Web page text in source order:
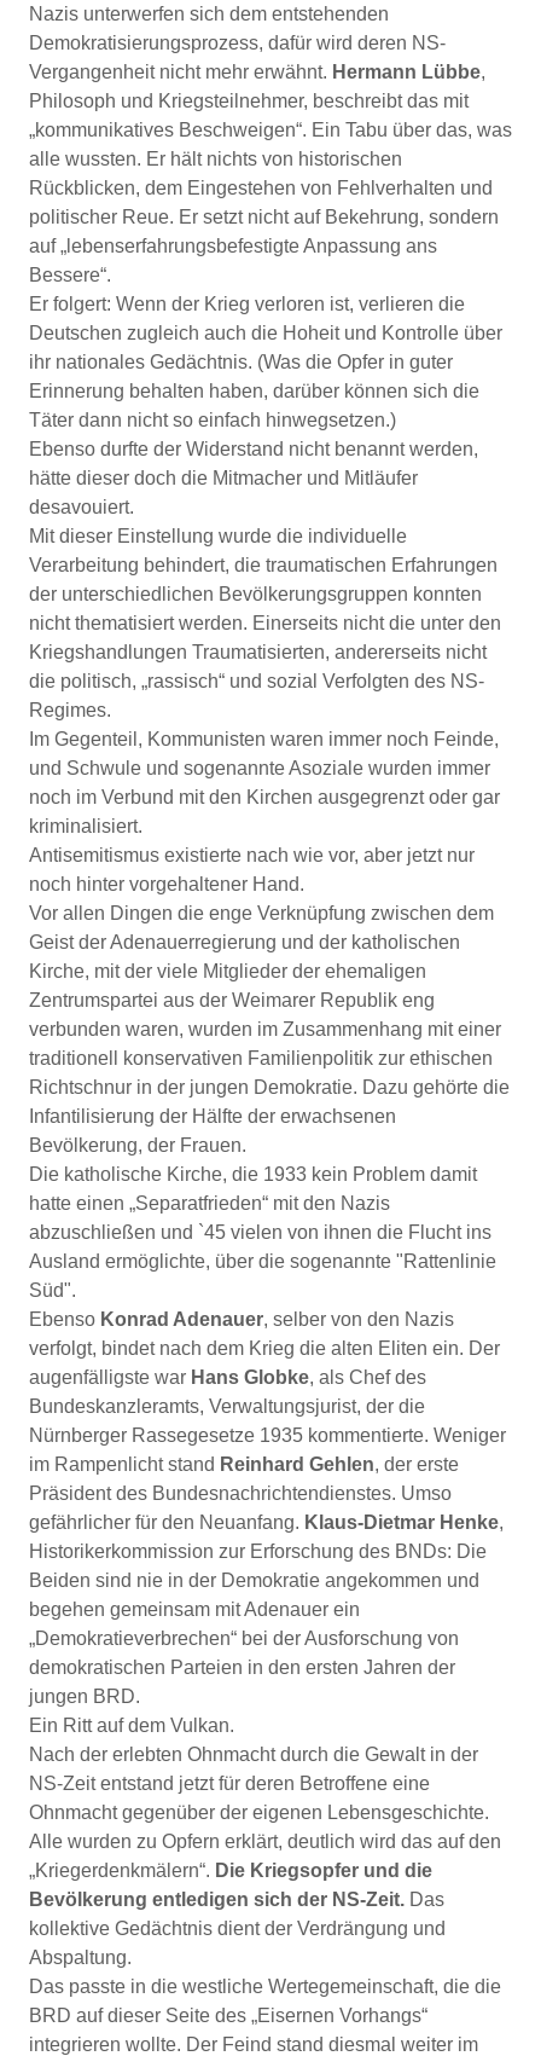
Nazis unterwerfen sich dem entstehenden
Demokratisierungsprozess, dafür wird deren NS-
Vergangenheit nicht mehr erwähnt. Hermann Lübbe,
Philosoph und Kriegsteilnehmer, beschreibt das mit
„kommunikatives Beschweigen“. Ein Tabu über das, was
alle wussten. Er hält nichts von historischen
Rückblicken, dem Eingestehen von Fehlverhalten und
politischer Reue. Er setzt nicht auf Bekehrung, sondern
auf „lebenserfahrungsbefestigte Anpassung ans
Bessere“.
Er folgert: Wenn der Krieg verloren ist, verlieren die
Deutschen zugleich auch die Hoheit und Kontrolle über
ihr nationales Gedächtnis. (Was die Opfer in guter
Erinnerung behalten haben, darüber können sich die
Täter dann nicht so einfach hinwegsetzen.)
Ebenso durfte der Widerstand nicht benannt werden,
hätte dieser doch die Mitmacher und Mitläufer
desavouiert.
Mit dieser Einstellung wurde die individuelle
Verarbeitung behindert, die traumatischen Erfahrungen
der unterschiedlichen Bevölkerungsgruppen konnten
nicht thematisiert werden. Einerseits nicht die unter den
Kriegshandlungen Traumatisierten, andererseits nicht
die politisch, „rassisch“ und sozial Verfolgten des NS-
Regimes.
Im Gegenteil, Kommunisten waren immer noch Feinde,
und Schwule und sogenannte Asoziale wurden immer
noch im Verbund mit den Kirchen ausgegrenzt oder gar
kriminalisiert.
Antisemitismus existierte nach wie vor, aber jetzt nur
noch hinter vorgehaltener Hand.
Vor allen Dingen die enge Verknüpfung zwischen dem
Geist der Adenauerregierung und der katholischen
Kirche, mit der viele Mitglieder der ehemaligen
Zentrumspartei aus der Weimarer Republik eng
verbunden waren, wurden im Zusammenhang mit einer
traditionell konservativen Familienpolitik zur ethischen
Richtschnur in der jungen Demokratie. Dazu gehörte die
Infantilisierung der Hälfte der erwachsenen
Bevölkerung, der Frauen.
Die katholische Kirche, die 1933 kein Problem damit
hatte einen „Separatfrieden“ mit den Nazis
abzuschließen und `45 vielen von ihnen die Flucht ins
Ausland ermöglichte, über die sogenannte "Rattenlinie
Süd".
Ebenso Konrad Adenauer, selber von den Nazis
verfolgt, bindet nach dem Krieg die alten Eliten ein. Der
augenfälligste war Hans Globke, als Chef des
Bundeskanzleramts, Verwaltungsjurist, der die
Nürnberger Rassegesetze 1935 kommentierte. Weniger
im Rampenlicht stand Reinhard Gehlen, der erste
Präsident des Bundesnachrichtendienstes. Umso
gefährlicher für den Neuanfang. Klaus-Dietmar Henke,
Historikerkommission zur Erforschung des BNDs: Die
Beiden sind nie in der Demokratie angekommen und
begehen gemeinsam mit Adenauer ein
„Demokratieverbrechen“ bei der Ausforschung von
demokratischen Parteien in den ersten Jahren der
jungen BRD.
Ein Ritt auf dem Vulkan.
Nach der erlebten Ohnmacht durch die Gewalt in der
NS-Zeit entstand jetzt für deren Betroffene eine
Ohnmacht gegenüber der eigenen Lebensgeschichte.
Alle wurden zu Opfern erklärt, deutlich wird das auf den
„Kriegerdenkmälern“. Die Kriegsopfer und die
Bevölkerung entledigen sich der NS-Zeit. Das
kollektive Gedächtnis dient der Verdrängung und
Abspaltung.
Das passte in die westliche Wertegemeinschaft, die die
BRD auf dieser Seite des „Eisernen Vorhangs“
integrieren wollte. Der Feind stand diesmal weiter im